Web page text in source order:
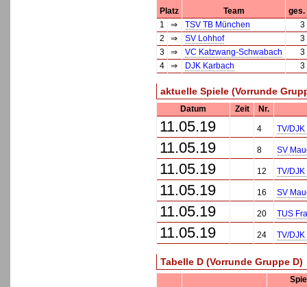
Platz Team
ges.
1
⇒ TSV TB München
3
2
⇒ SV Lohhof
3
3
⇒ VC Katzwang-Schwabach
3
4
⇒ DJK Karbach 3
aktuelle Spiele (Vorrunde
Datum Zeit Nr.
11.05.19 4 TV/
11.05.19 8 SV
11.05.19 12 TV/
11.05.19 16 SV
11.05.19 20 TUS
11.05.19 24 TV/
Tabelle D (Vorrunde Gruppe D)